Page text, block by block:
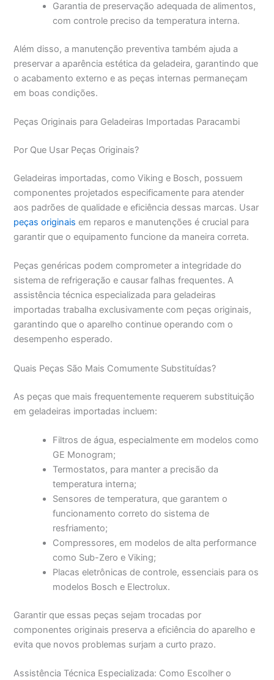
Garantia de preservação adequada de alimentos,
com controle preciso da temperatura interna.
Além disso, a manutenção preventiva também ajuda a
preservar a aparência estética da geladeira, garantindo que
o acabamento externo e as peças internas permaneçam
em boas condições.
Peças Originais para Geladeiras Importadas Paracambi
Por Que Usar Peças Originais?
Geladeiras importadas, como Viking e Bosch, possuem
componentes projetados especificamente para atender
aos padrões de qualidade e eficiência dessas marcas. Usar
peças originais em reparos e manutenções é crucial para
garantir que o equipamento funcione da maneira correta.
Peças genéricas podem comprometer a integridade do
sistema de refrigeração e causar falhas frequentes. A
assistência técnica especializada para geladeiras
importadas trabalha exclusivamente com peças originais,
garantindo que o aparelho continue operando com o
desempenho esperado.
Quais Peças São Mais Comumente Substituídas?
As peças que mais frequentemente requerem substituição
em geladeiras importadas incluem:
Filtros de água, especialmente em modelos como
GE Monogram;
Termostatos, para manter a precisão da
temperatura interna;
Sensores de temperatura, que garantem o
funcionamento correto do sistema de
resfriamento;
Compressores, em modelos de alta performance
como Sub-Zero e Viking;
Placas eletrônicas de controle, essenciais para os
modelos Bosch e Electrolux.
Garantir que essas peças sejam trocadas por
componentes originais preserva a eficiência do aparelho e
evita que novos problemas surjam a curto prazo.
Assistência Técnica Especializada: Como Escolher o